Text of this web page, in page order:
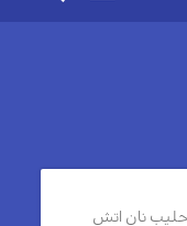
نان اتش